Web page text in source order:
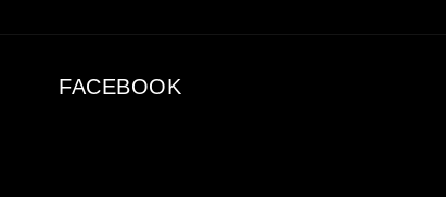
FACEBOOK